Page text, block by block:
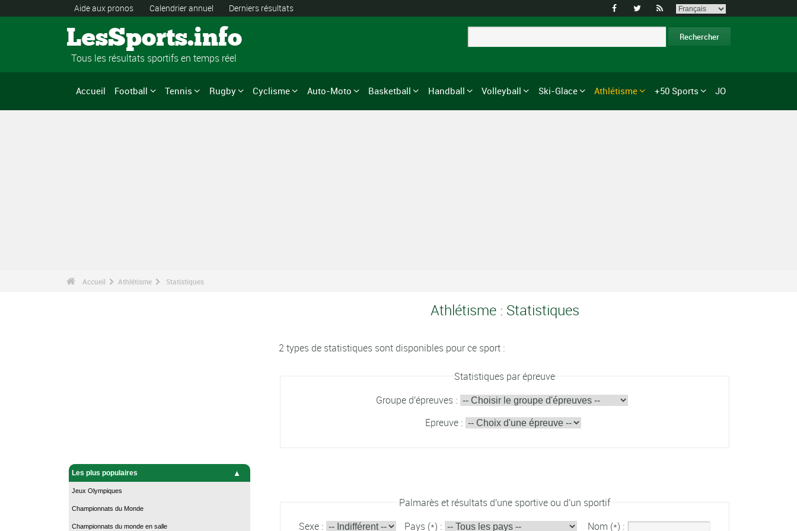
Aide aux pronos Calendrier annuel Derniers résultats   
LesSports.info
Tous les résultats sportifs en temps réel
Accueil Football Tennis Rugby Cyclisme Auto-Moto Basketball Handball Volleyball Ski-Glace Athlétisme +50 Sports JO
Accueil Athlétisme Statistiques
Les plus populaires
Jeux Olympiques
Championnats du Monde
Championnats du monde en salle
Athlétisme : Statistiques
2 types de statistiques sont disponibles pour ce sport :
Statistiques par épreuve
Groupe d'épreuves :
Epreuve :
Palmarès et résultats d'une sportive ou d'un sportif
Sexe :
Pays (*) : Nom (*) :